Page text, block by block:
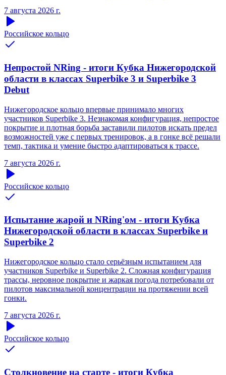
7 августа 2026 г.
Российское кольцо
Непростой NRing - итоги Кубка Нижегородской
области в классах Superbike 3 и Superbike 3
Debut
Нижегородское кольцо впервые принимало многих
участников Superbike 3. Незнакомая конфигурация, непростое
покрытие и плотная борьба заставили пилотов искать предел
возможностей уже с первых тренировок, а в гонке всё решали
темп, тактика и умение быстро адаптироваться к трассе.
7 августа 2026 г.
Российское кольцо
Испытание жарой и NRing'ом - итоги Кубка
Нижегородской области в классах Superbike и
Superbike 2
Нижегородское кольцо стало серьёзным испытанием для
участников Superbike и Superbike 2. Сложная конфигурация
трассы, неровное покрытие и жаркая погода потребовали от
пилотов максимальной концентрации на протяжении всей
гонки.
7 августа 2026 г.
Российское кольцо
Столкновение на старте - итоги Кубка